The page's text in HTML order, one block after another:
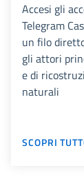
Accesi gli
Telegram
un filo
gli attori
e di
naturali
SCOPRI